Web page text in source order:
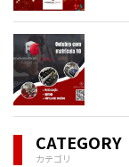
CATEGORY
カテゴリ